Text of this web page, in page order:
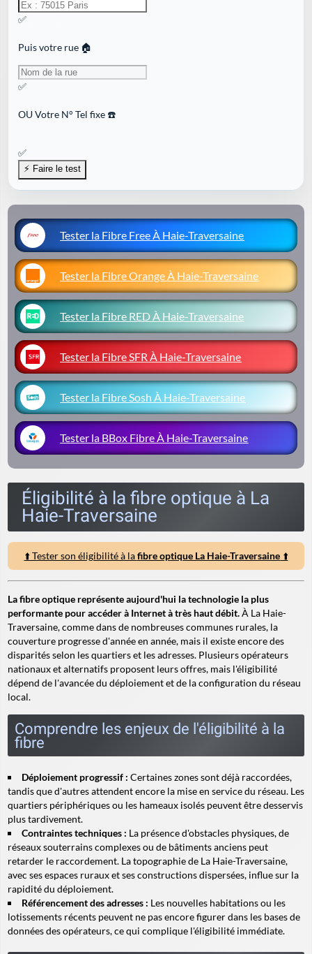
✅
Puis votre rue 🏠
✅
OUVotre N° Tel fixe ☎️
✅
Tester la Fibre Free À Haie-Traversaine
Tester la Fibre Orange À Haie-Traversaine
Tester la Fibre RED À Haie-Traversaine
Tester la Fibre SFR À Haie-Traversaine
Tester la Fibre Sosh À Haie-Traversaine
Tester la BBox Fibre À Haie-Traversaine
Éligibilité à la fibre optique à La
Haie-Traversaine
⬆️ Tester son éligibilité à lafibre optique La Haie-Traversaine ⬆️
La fibre optique représente aujourd'hui la technologie la plus
performante pour accéder à Internet à très haut débit.À La Haie-
Traversaine, comme dans de nombreuses communes rurales, la
couverture progresse d'année en année, mais il existe encore des
disparités selon les quartiers et les adresses. Plusieurs opérateurs
nationaux et alternatifs proposent leurs offres, mais l'éligibilité
dépend de l'avancée du déploiement et de la configuration du réseau
local.
Comprendre les enjeux de l'éligibilité à la
fibre
Déploiement progressif : Certaines zones sont déjà raccordées,
tandis que d'autres attendent encore la mise en service du réseau. Les
quartiers périphériques ou les hameaux isolés peuvent être desservis
plus tardivement.
Contraintes techniques : La présence d'obstacles physiques, de
réseaux souterrains complexes ou de bâtiments anciens peut
retarder le raccordement. La topographie de La Haie-Traversaine,
avec ses espaces ruraux et ses constructions dispersées, influe sur la
rapidité du déploiement.
Référencement des adresses : Les nouvelles habitations ou les
lotissements récents peuvent ne pas encore figurer dans les bases de
données des opérateurs, ce qui complique l'éligibilité immédiate.